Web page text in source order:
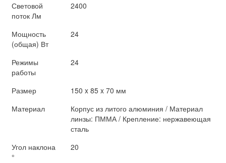
Световой
поток Лм
2400
Мощность
(общая) Вт
24
Режимы
работы
24
Размер
150 x 85 x 70 мм
Материал
Корпус из литого алюминия / Материал
линзы: ПММА / Крепление: нержавеющая
сталь
Угол наклона
°
20